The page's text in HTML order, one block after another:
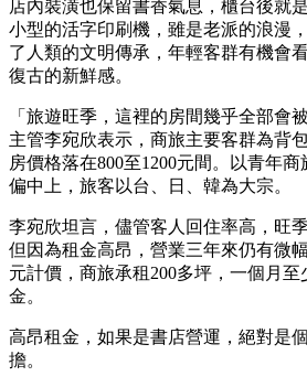
店內裝潢也保留書香氣息，櫃台後就
小型的活字印刷機，雖是老派的浪漫
了人類的文明傳承，年輕客群有機會
復古的新鮮感。
「旅遊旺季，這裡的房間幾乎全部會
主管李宛欣表示，商旅主要客群為背
房價格落在800至1200元間。以青年
偏中上，旅客以台、日、韓為大宗。
李宛欣坦言，儘管客人回住率高，旺
但因為租金高昂，營業三年來仍有微
元計價，商旅承租200多坪，一個月至
金。
高昂租金，如果是書店營運，絕對是
擔。